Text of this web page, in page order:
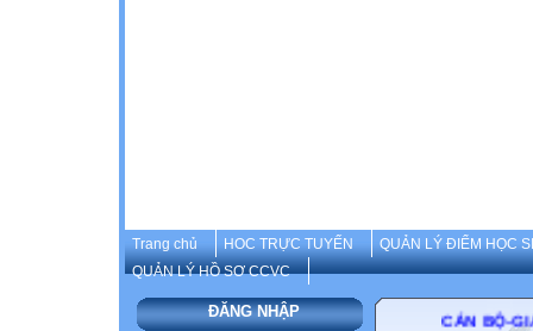
Trang chủ HOC TRỰC TUYẾN
QUẢN LÝ ĐIỂM HỌC
QUẢN LÝ HỒ SƠ CCVC
ĐĂNG NHẬP CÁN BỘ-